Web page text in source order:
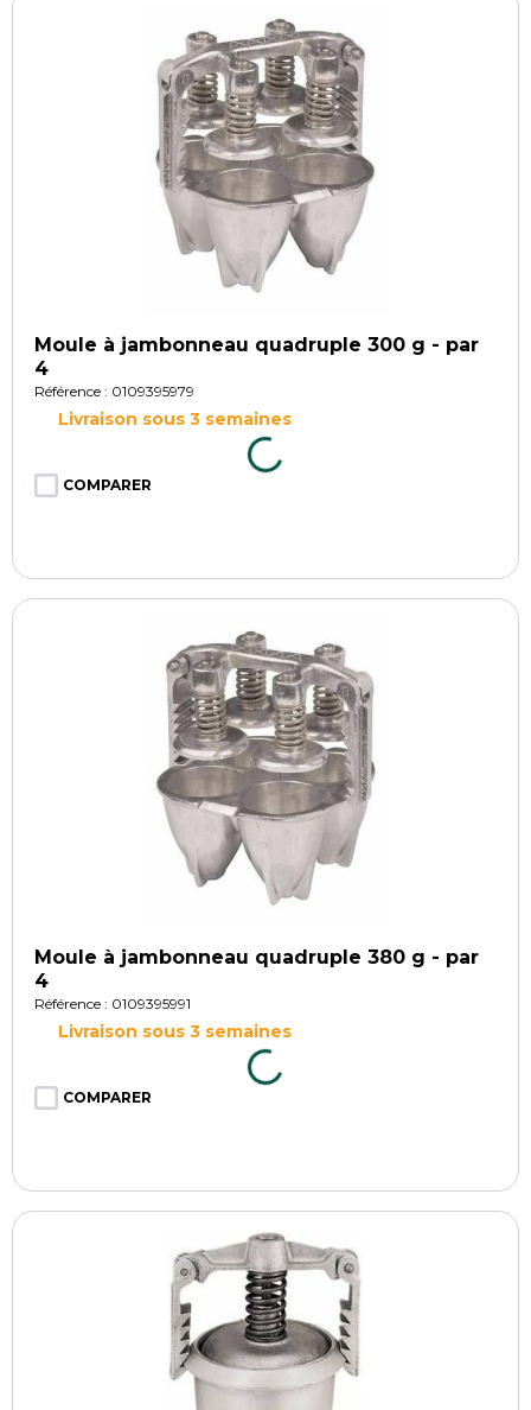
Moule à jambonneau quadruple 300 g - par
4
Référence : 0109395979
Livraison sous 3 semaines
COMPARER
Moule à jambonneau quadruple 380 g - par
4
Référence : 0109395991
Livraison sous 3 semaines
COMPARER